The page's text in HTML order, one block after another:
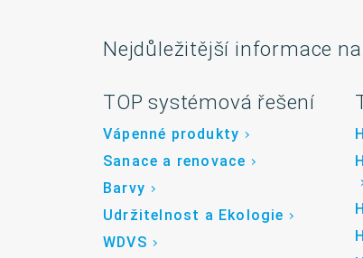
Nejdůležitější informace
TOP systémová řešení
Vápenné produkty
Sanace a renovace
Barvy
Udržitelnost a Ekologie
WDVS